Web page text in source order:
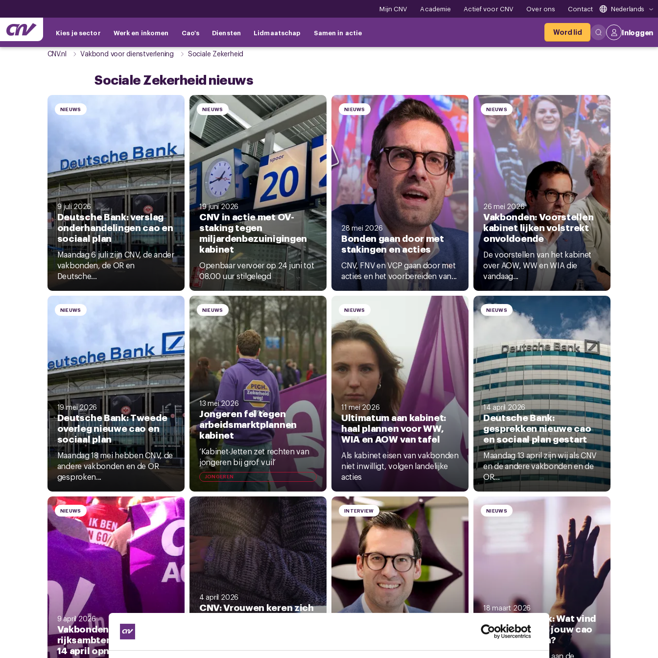
Mijn CNV Academie Actief voor CNV Over ons Contact Nederlands
Kies je sector Werk en inkomen Cao's Diensten Lidmaatschap Samen in actie Word lid Inloggen
CNV.nl Vakbond voor dienstverlening Sociale Zekerheid
Sociale Zekerheid nieuws
NIEUWS
9 juli 2026
Deutsche Bank: verslag
onderhandelingen cao en
sociaal plan
Maandag 6 juli zijn CNV, de ander
vakbonden, de OR en
Deutsche...
NIEUWS
19 juni 2026
CNV in actie met OV-
staking tegen
miljardenbezuinigingen
kabinet
Openbaar vervoer op 24 juni tot
08.00 uur stilgelegd
NIEUWS
28 mei 2026
Bonden gaan door met
stakingen en acties
CNV, FNV en VCP gaan door met
acties en het voorbereiden van...
NIEUWS
26 mei 2026
Vakbonden: Voorstellen
kabinet lijken volstrekt
onvoldoende
De voorstellen van het kabinet
over AOW, WW en WIA die
vandaag...
NIEUWS
19 mei 2026
Deutsche Bank: Tweede
overleg nieuwe cao en
sociaal plan
Maandag 18 mei hebben CNV, de
andere vakbonden en de OR
gesproken...
NIEUWS
13 mei 2026
Jongeren fel tegen
arbeidsmarktplannen
kabinet
‘Kabinet-Jetten zet rechten van
jongeren bij grof vuil’
JONGEREN
NIEUWS
11 mei 2026
Ultimatum aan kabinet:
haal plannen voor WW,
WIA en AOW van tafel
Als kabinet eisen van vakbonden
niet inwilligt, volgen landelijke
acties
NIEUWS
14 april 2026
Deutsche Bank:
gesprekken nieuwe cao
en sociaal plan gestart
Maandag 13 april zijn wij als CNV
en de andere vakbonden en de
OR...
NIEUWS
9 april 2026
Vakbonden:
rijksambtenaren staken
14 april opnieuw 24 uur
4 april 2026
CNV: Vrouwen keren zich
massaal tegen de
INTERVIEW
ga er voluit voor’
NIEUWS
18 maart 2026
Deutsche Bank: Wat vind
jij belangrijk in jouw cao
en sociaal plan?
We gaan beginnen aan de